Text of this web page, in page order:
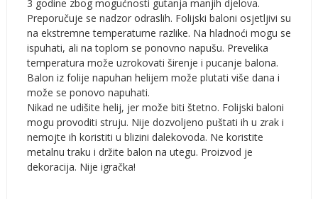
3 godine zbog mogućnosti gutanja manjih djelova.
Preporučuje se nadzor odraslih. Folijski baloni osjetljivi su
na ekstremne temperaturne razlike. Na hladnoći mogu se
ispuhati, ali na toplom se ponovno napušu. Prevelika
temperatura može uzrokovati širenje i pucanje balona.
Balon iz folije napuhan helijem može plutati više dana i
može se ponovo napuhati.
Nikad ne udišite helij, jer može biti štetno. Folijski baloni
mogu provoditi struju. Nije dozvoljeno puštati ih u zrak i
nemojte ih koristiti u blizini dalekovoda. Ne koristite
metalnu traku i držite balon na utegu. Proizvod je
dekoracija. Nije igračka!